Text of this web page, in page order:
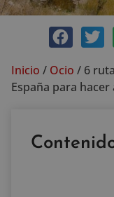
Inicio / Ocio / 6
España para hacer